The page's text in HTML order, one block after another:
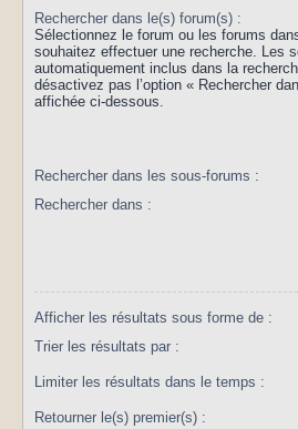
Rechercher dans le(s) forum(s) :
Sélectionnez le forum ou les forums
souhaitez effectuer une recherche. Les
automatiquement inclus dans la
désactivez pas l’option « Rechercher
affichée ci-dessous.
Rechercher dans les sous-forums :
Rechercher dans :
Afficher les résultats sous forme de :
Trier les résultats par :
Limiter les résultats dans le temps :
Retourner le(s) premier(s) :